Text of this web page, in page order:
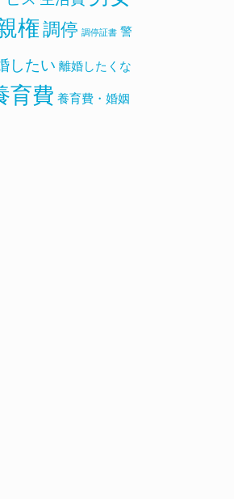
権 調停 調停証書 警
したい 離婚したくな
育費 養育費・婚姻